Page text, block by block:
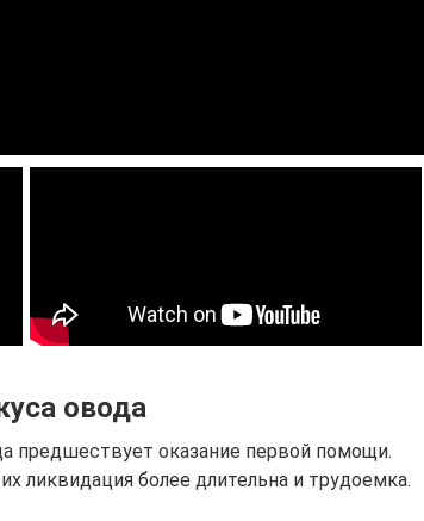
овода
предшествует оказание первой помощи.
ликвидация более длительна и трудоемка.